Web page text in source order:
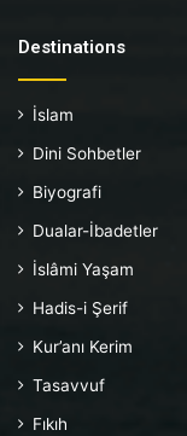
Destinations
İslam
Dini Sohbetler
Biyografi
Dualar-İbadetler
İslâmi Yaşam
Hadis-i Şerif
Kur’anı Kerim
Tasavvuf
Fıkıh